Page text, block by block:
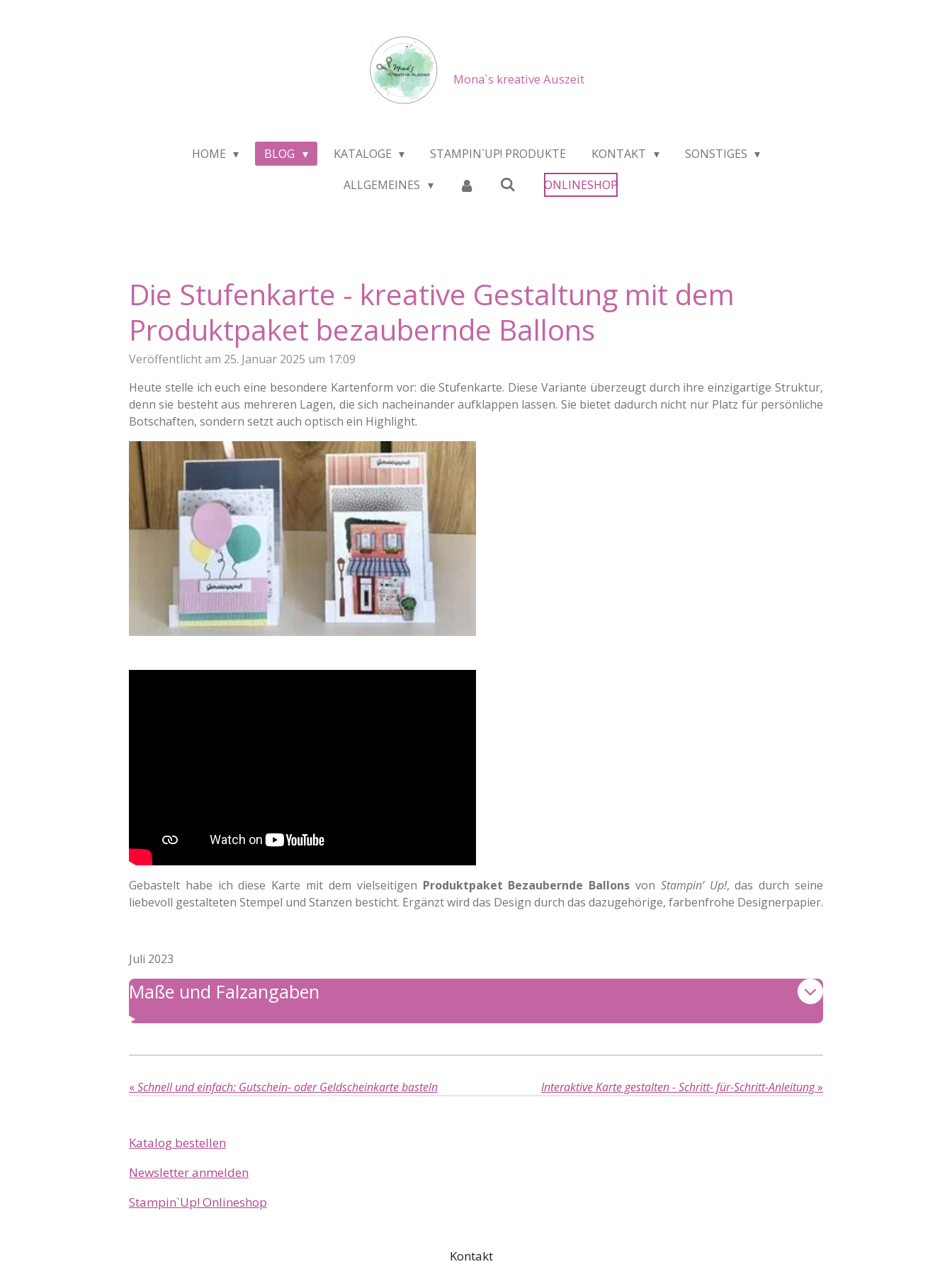
Mona`s kreative Auszeit
HOME BLOG KATALOGE STAMPIN`UP! PRODUKTE KONTAKT
SONSTIGES
ALLGEMEINES
ONLINESHOP
Die Stufenkarte - kreative Gestaltung mit dem
Produktpaket bezaubernde Ballons
Veröffentlicht am 25. Januar 2025 um 17:09
Heute stelle ich euch eine besondere Kartenform vor: die Stufenkarte. Diese Variante überzeugt durch ihre einzigartige Struktur,
denn sie besteht aus mehreren Lagen, die sich nacheinander aufklappen lassen. Sie bietet dadurch nicht nur Platz für persönliche
Botschaften, sondern setzt auch optisch ein Highlight.
Gebastelt habe ich diese Karte mit dem vielseitigen Produktpaket Bezaubernde Ballons von Stampin’ Up!, das durch seine
liebevoll gestalteten Stempel und Stanzen besticht. Ergänzt wird das Design durch das dazugehörige, farbenfrohe Designerpapier.
Juli 2023
Maße und Falzangaben
«Schnell und einfach: Gutschein- oder Geldscheinkarte basteln Interaktive Karte gestalten - Schritt- für-Schritt-Anleitung»
Katalog bestellen
Newsletter anmelden
Stampin`Up! Onlineshop
Kontakt